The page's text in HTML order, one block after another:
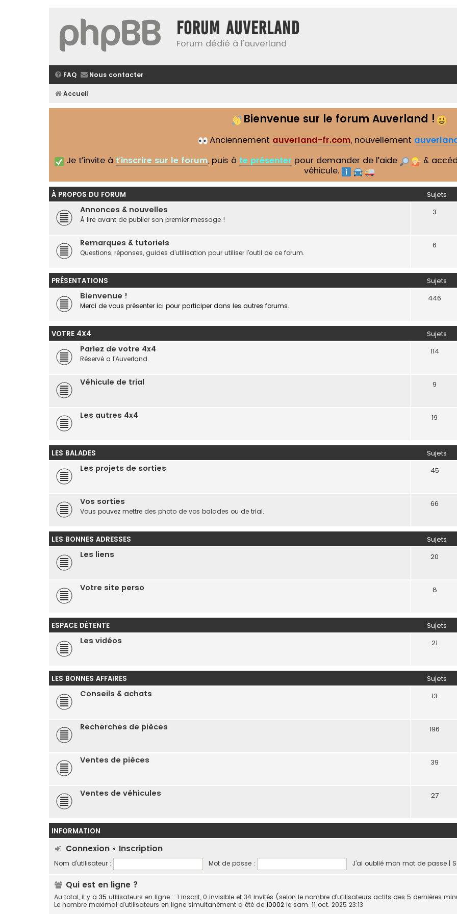
Forum Auverland
Forum dédié à l'auverland
FAQ Nous contacter
Accueil
Bienvenue sur le forum Auverland !
Anciennement auverland-fr.com, nouvellement
Je t’invite à t’inscrire sur le forum, puis à te présenter pour demander de l’aide
&
véhicule.
À PROPOS DU FORUM Sujets
Annonces & nouvelles
À lire avant de publier son premier message !
3
Remarques & tutoriels
Questions, réponses, guides d’utilisation pour utiliser l’outil de ce forum.
6
PRÉSENTATIONS Sujets
Bienvenue !
Merci de vous présenter ici pour participer dans les autres forums.
446
VOTRE 4X4 Sujets
Parlez de votre 4x4
Réservé a l'Auverland.
114
Véhicule de trial 9
Les autres 4x4 19
LES BALADES Sujets
Les projets de sorties 45
Vos sorties
Vous pouvez mettre des photo de vos balades ou de trial.
66
LES BONNES ADRESSES Sujets
Les liens 20
Votre site perso 8
ESPACE DÉTENTE Sujets
Les vidéos 21
LES BONNES AFFAIRES Sujets
Conseils & achats 13
Recherches de pièces 196
Ventes de pièces 39
Ventes de véhicules 27
INFORMATION
Connexion • Inscription
Nom d’utilisateur : Mot de passe : J’ai oublié mon mot de passe |
Qui est en ligne ?
Au total, il y a 35 utilisateurs en ligne :: 1 inscrit, 0 invisible et 34 invités (selon le nombre d’utilisateurs actifs des 5 dernières
Le nombre maximal d’utilisateurs en ligne simultanément a été de 10002 le sam. 11 oct. 2025 23:13